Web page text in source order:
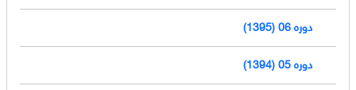
دوره 06 (1395)
دوره 05 (1394)